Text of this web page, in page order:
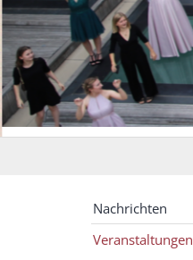
Nachrichten
Veranstaltungen